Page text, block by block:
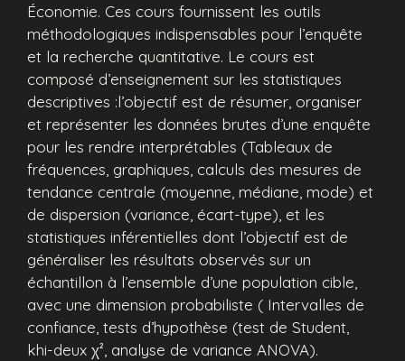
Économie. Ces cours fournissent les outils
méthodologiques indispensables pour l’enquête
et la recherche quantitative. Le cours est
composé d’enseignement sur les statistiques
descriptives :l’objectif est de résumer, organiser
et représenter les données brutes d’une enquête
pour les rendre interprétables (Tableaux de
fréquences, graphiques, calculs des mesures de
tendance centrale (moyenne, médiane, mode) et
de dispersion (variance, écart-type), et les
statistiques inférentielles dont l’objectif est de
généraliser les résultats observés sur un
échantillon à l’ensemble d’une population cible,
avec une dimension probabiliste ( Intervalles de
confiance, tests d’hypothèse (test de Student,
khi-deux χ², analyse de variance ANOVA).